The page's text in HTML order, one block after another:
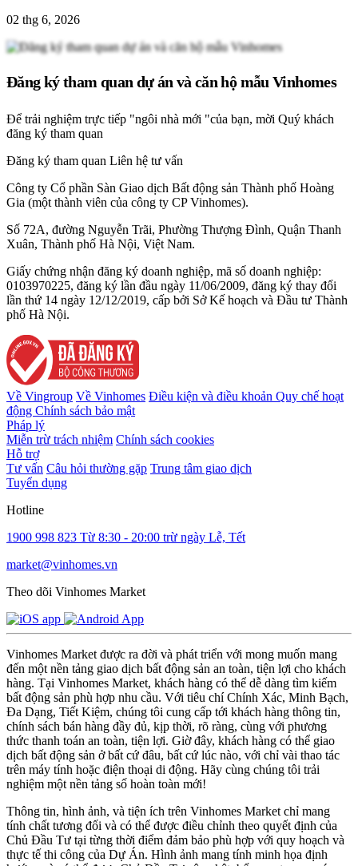
02 thg 6, 2026
Đăng ký tham quan dự án và căn hộ mẫu Vinhomes
Để trải nghiệm trực tiếp "ngôi nhà mới "của bạn, mời Quý khách
đăng ký tham quan
Đăng ký tham quan Liên hệ tư vấn
Công ty Cổ phần Sàn Giao dịch Bất động sản Thành phố Hoàng
Gia (một thành viên của công ty CP Vinhomes).
Số 72A, đường Nguyễn Trãi, Phường Thượng Đình, Quận Thanh
Xuân, Thành phố Hà Nội, Việt Nam.
Giấy chứng nhận đăng ký doanh nghiệp, mã số doanh nghiệp:
0103970225, đăng ký lần đầu ngày 11/06/2009, đăng ký thay đổi
lần thứ 14 ngày 12/12/2019, cấp bởi Sở Kế hoạch và Đầu tư Thành
phố Hà Nội.
Về Vingroup Về Vinhomes Điều kiện và điều khoản Quy chế hoạt
động Chính sách bảo mật
Pháp lý
Miễn trừ trách nhiệm Chính sách cookies
Hỗ trợ
Tư vấn Câu hỏi thường gặp Trung tâm giao dịch
Tuyển dụng
Hotline
1900 998 823 Từ 8:30 - 20:00 trừ ngày Lễ, Tết
market@vinhomes.vn
Theo dõi Vinhomes Market
Vinhomes Market được ra đời và phát triển với mong muốn mang
đến một nền tảng giao dịch bất động sản an toàn, tiện lợi cho khách
hàng. Tại Vinhomes Market, khách hàng có thể dễ dàng tìm kiếm
bất động sản phù hợp nhu cầu. Với tiêu chí Chính Xác, Minh Bạch,
Đa Dạng, Tiết Kiệm, chúng tôi cung cấp tới khách hàng thông tin,
chính sách bán hàng đầy đủ, kịp thời, rõ ràng, cùng với phương
thức thanh toán an toàn, tiện lợi. Giờ đây, khách hàng có thể giao
dịch bất động sản ở bất cứ đâu, bất cứ lúc nào, với chỉ vài thao tác
trên máy tính hoặc điện thoại di động. Hãy cùng chúng tôi trải
nghiệm một nền tảng số hoàn toàn mới!
Thông tin, hình ảnh, và tiện ích trên Vinhomes Market chỉ mang
tính chất tương đối và có thể được điều chỉnh theo quyết định của
Chủ Đầu Tư tại từng thời điểm đảm bảo phù hợp với quy hoạch và
thực tế thi công của Dự Án. Hình ảnh mang tính minh họa định